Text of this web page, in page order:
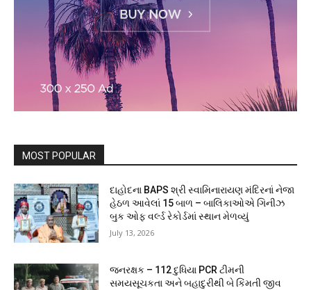
MOST POPULAR
દાહોદના BAPS શ્રી સ્વામિનારાયણ મંદિરનાં નેજા
હેઠળ આવેલાં 15 બાળ – બાલિકાઓએ ગિનીઝ
બુક ઓફ વર્લ્ડ રેકોર્ડમાં સ્થાન મેળવ્યું
July 13, 2026
જનરક્ષક – 112 દુધિયા PCR ટીમની
સમયસૂચકતા અને બહાદુરીથી બે કિંમતી જીવ